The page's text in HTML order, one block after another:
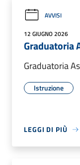
AVVISI
12 GIUGNO 2026
Graduatoria
Graduatoria
Istruzione
LEGGI DI PIÙ